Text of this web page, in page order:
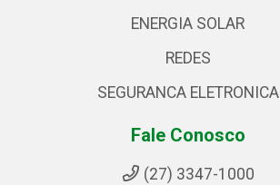
ENERGIA SOLAR
REDES
SEGURANCA ELETRONICA
Fale Conosco
(27) 3347-1000